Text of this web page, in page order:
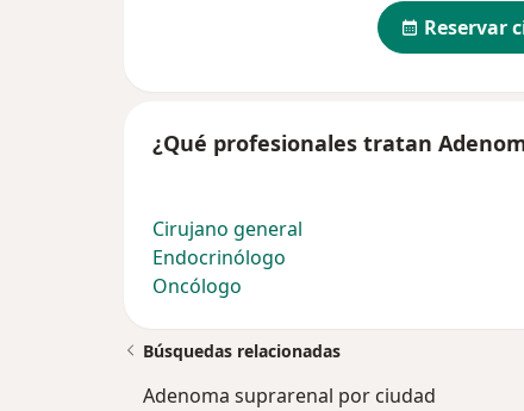
Reservar
¿Qué profesionales tratan
Cirujano general
Endocrinólogo
Oncólogo
Búsquedas relacionadas
Adenoma suprarenal por ciudad